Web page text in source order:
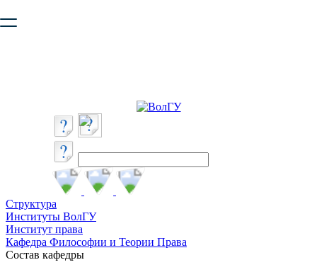
безопасную работу с сайтом. Пожалуйста
Структура
Институты ВолГУ
Институт права
Кафедра Философии и Теории Права
Состав кафедры